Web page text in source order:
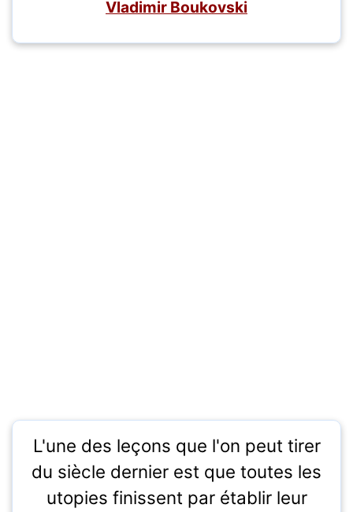
Vladimir Boukovski
L'une des leçons que l'on peut tirer
du siècle dernier est que toutes les
utopies finissent par établir leur